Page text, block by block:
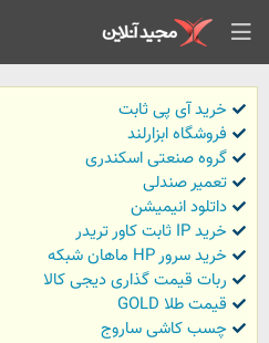
خرید آی پی ثابت
فروشگاه ابزارلند
گروه صنعتی اسکندری
تعمیر صندلی
داتلود انیمیشن
خرید IP ثابت کاور تریدر
خرید سرور HP ماهان شبکه
ربات قیمت گذاری دیجی کالا
قیمت طلا GOLD
چسب کاشی ساروج